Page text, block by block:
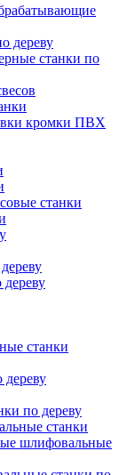
дереву
станки по
кромки ПВХ
станки
станки
по дереву
станки
шлифовальные